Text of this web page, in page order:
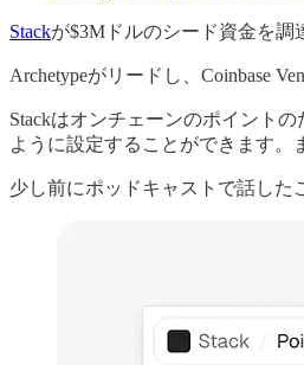
Stackが$3Mドルのシード資金を調
Archetypeがリードし、Coinbase
Stackはオンチェーンのポイント
ように設定することができます。
少し前にポッドキャストで話した